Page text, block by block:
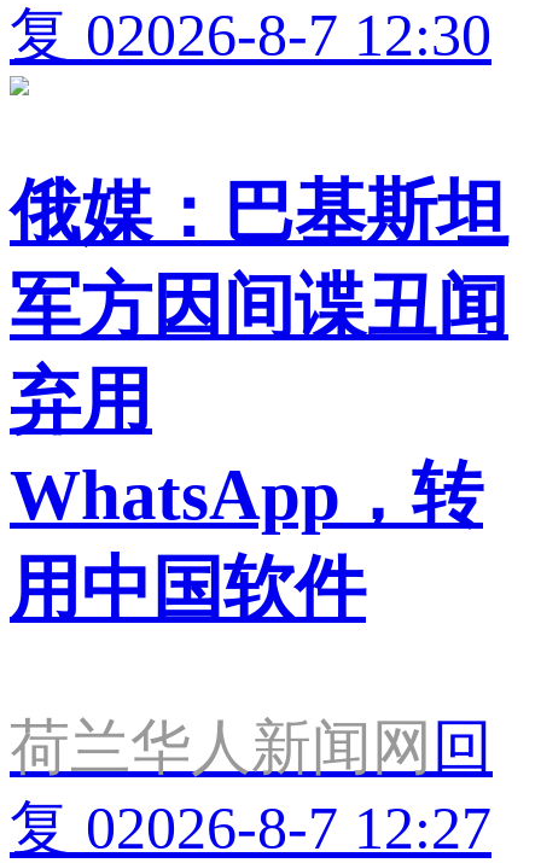
复 02026-8-7 12:30
俄媒：巴基斯坦
军方因间谍丑闻
弃用
WhatsApp，转
用中国软件
荷兰华人新闻网 回
复 02026-8-7 12:27